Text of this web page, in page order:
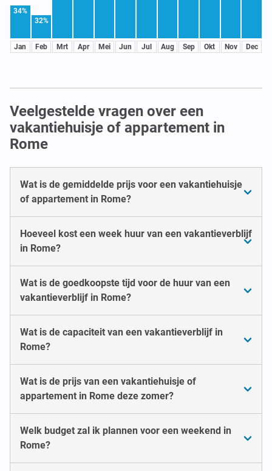
34%
Jan
32%
Feb Mrt Apr Mei Jun Jul Aug Sep Okt Nov Dec
Veelgestelde vragen over een
vakantiehuisje of appartement in
Rome
Wat is de gemiddelde prijs voor een vakantiehuisje
of appartement in Rome?
Hoeveel kost een week huur van een vakantieverblijf
in Rome?
Wat is de goedkoopste tijd voor de huur van een
vakantieverblijf in Rome?
Wat is de capaciteit van een vakantieverblijf in
Rome?
Wat is de prijs van een vakantiehuisje of
appartement in Rome deze zomer?
Welk budget zal ik plannen voor een weekend in
Rome?